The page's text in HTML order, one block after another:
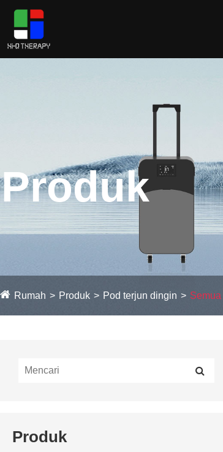
Produk
Rumah Produk Pod terjun dingin
Produk